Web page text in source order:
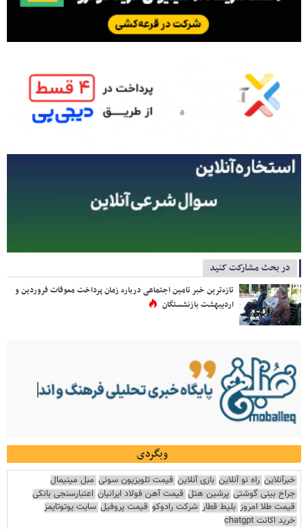
در بحث مشارکت کنید
تازه‌ترین خبر تامین اجتماعی درباره زمان پرداخت معوقات فروردین و
اردیبهشت بازنشستگان
وبگردی
خبرآنلاین راه نو آنلاین بازی آنلاین قیمت تلویزیون سونی مبل مینیمال
جراح بینی گوشتی پرشین هتل قیمت آهن فولاد ایرانیان اعتبارسنجی بانکی
قیمت طلا امروز بلیط قطار شرکت رادوکو قیمت پروفیل سایت یوتوتایمز
خرید اکانت chatgpt